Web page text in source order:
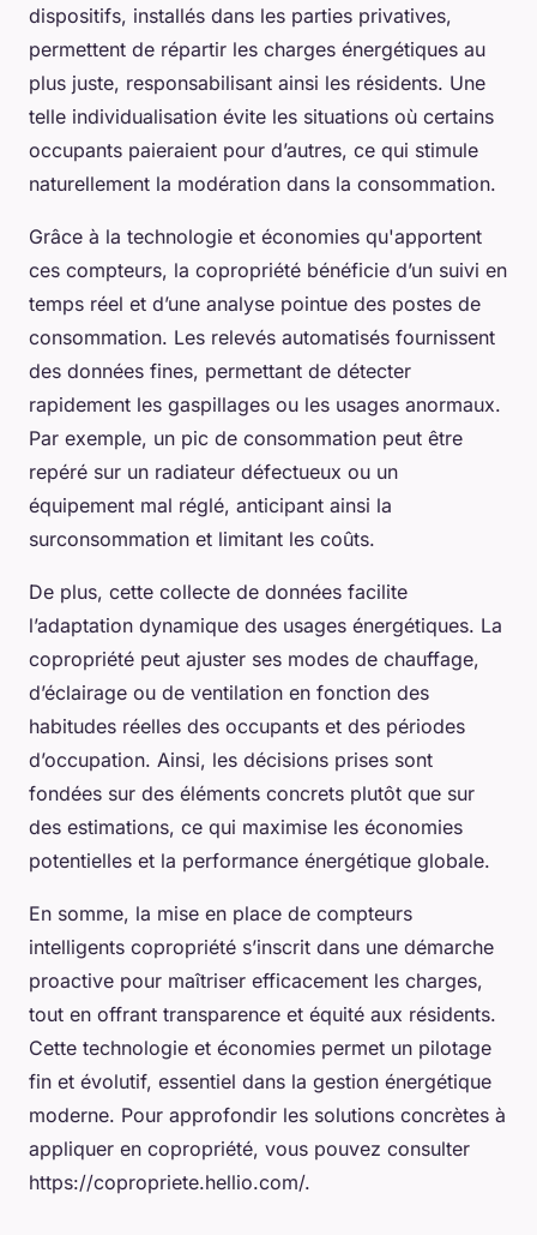
dispositifs, installés dans les parties privatives,
permettent de répartir les charges énergétiques au
plus juste, responsabilisant ainsi les résidents. Une
telle individualisation évite les situations où certains
occupants paieraient pour d’autres, ce qui stimule
naturellement la modération dans la consommation.
Grâce à la technologie et économies qu'apportent
ces compteurs, la copropriété bénéficie d’un suivi en
temps réel et d’une analyse pointue des postes de
consommation. Les relevés automatisés fournissent
des données fines, permettant de détecter
rapidement les gaspillages ou les usages anormaux.
Par exemple, un pic de consommation peut être
repéré sur un radiateur défectueux ou un
équipement mal réglé, anticipant ainsi la
surconsommation et limitant les coûts.
De plus, cette collecte de données facilite
l’adaptation dynamique des usages énergétiques. La
copropriété peut ajuster ses modes de chauffage,
d’éclairage ou de ventilation en fonction des
habitudes réelles des occupants et des périodes
d’occupation. Ainsi, les décisions prises sont
fondées sur des éléments concrets plutôt que sur
des estimations, ce qui maximise les économies
potentielles et la performance énergétique globale.
En somme, la mise en place de compteurs
intelligents copropriété s’inscrit dans une démarche
proactive pour maîtriser efficacement les charges,
tout en offrant transparence et équité aux résidents.
Cette technologie et économies permet un pilotage
fin et évolutif, essentiel dans la gestion énergétique
moderne. Pour approfondir les solutions concrètes à
appliquer en copropriété, vous pouvez consulter
https://copropriete.hellio.com/.